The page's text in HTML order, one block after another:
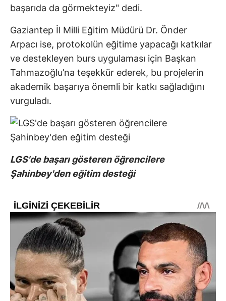
başarıda da görmekteyiz" dedi.
Gaziantep İl Milli Eğitim Müdürü Dr. Önder
Arpacı ise, protokolün eğitime yapacağı katkılar
ve destekleyen burs uygulaması için Başkan
Tahmazoğlu’na teşekkür ederek, bu projelerin
akademik başarıya önemli bir katkı sağladığını
vurguladı.
LGS'de başarı gösteren öğrencilere
Şahinbey'den eğitim desteği